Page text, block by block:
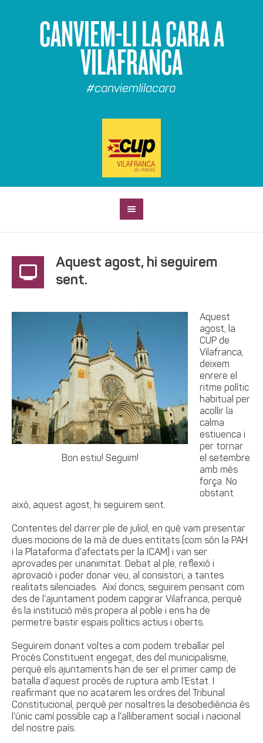
CANVIEM-LI LA CARA A
VILAFRANCA
#canviemlilacara
Aquest agost, hi seguirem
sent.
Bon estiu! Seguim!
Aquest
agost, la
CUP de
Vilafranca,
deixem
enrere el
ritme polític
habitual per
acollir la
calma
estiuenca i
per tornar
el setembre
amb més
força. No
obstant
això, aquest agost, hi seguirem sent.
Contentes del darrer ple de juliol, en què vam presentar
dues mocions de la mà de dues entitats (com són la PAH
i la Plataforma d’afectats per la ICAM) i van ser
aprovades per unanimitat. Debat al ple, reflexió i
aprovació i poder donar veu, al consistori, a tantes
realitats silenciades. Així doncs, seguirem pensant com
des de l’ajuntament podem capgirar Vilafranca, perquè
és la institució més propera al poble i ens ha de
permetre bastir espais polítics actius i oberts.
Seguirem donant voltes a com podem treballar pel
Procés Constituent engegat, des del municipalisme,
perquè els ajuntaments han de ser el primer camp de
batalla d’aquest procés de ruptura amb l’Estat. I
reafirmant que no acatarem les ordres del Tribunal
Constitucional, perquè per nosaltres la desobediència és
l’únic camí possible cap a l’alliberament social i nacional
del nostre país.